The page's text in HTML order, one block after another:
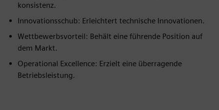
konsistenz.
Innovationsschub: Erleichtert technische Innovationen.
Wettbewerbsvorteil: Behält eine führende Position auf
dem Markt.
Operational Excellence: Erzielt eine überragende
Betriebsleistung.